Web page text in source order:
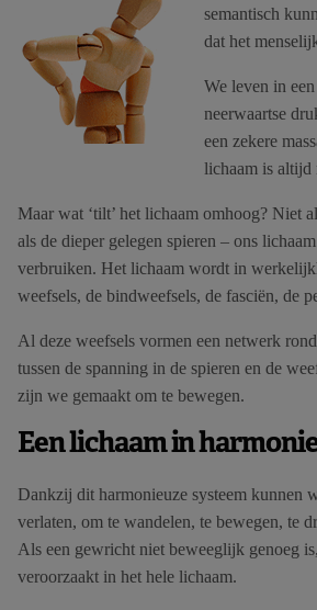
semantisch
dat het
We leven in
neerwaartse
een zekere
lichaam is altijd
Maar wat ‘tilt’ het lichaam omhoog? Niet
als de dieper gelegen spieren – ons
verbruiken. Het lichaam wordt in
weefsels, de bindweefsels, de fasciën, de
Al deze weefsels vormen een netwerk
tussen de spanning in de spieren en de
zijn we gemaakt om te bewegen.
Een lichaam in
Dankzij dit harmonieuze systeem kunnen
verlaten, om te wandelen, te bewegen, te
Als een gewricht niet beweeglijk genoeg
veroorzaakt in het hele lichaam.